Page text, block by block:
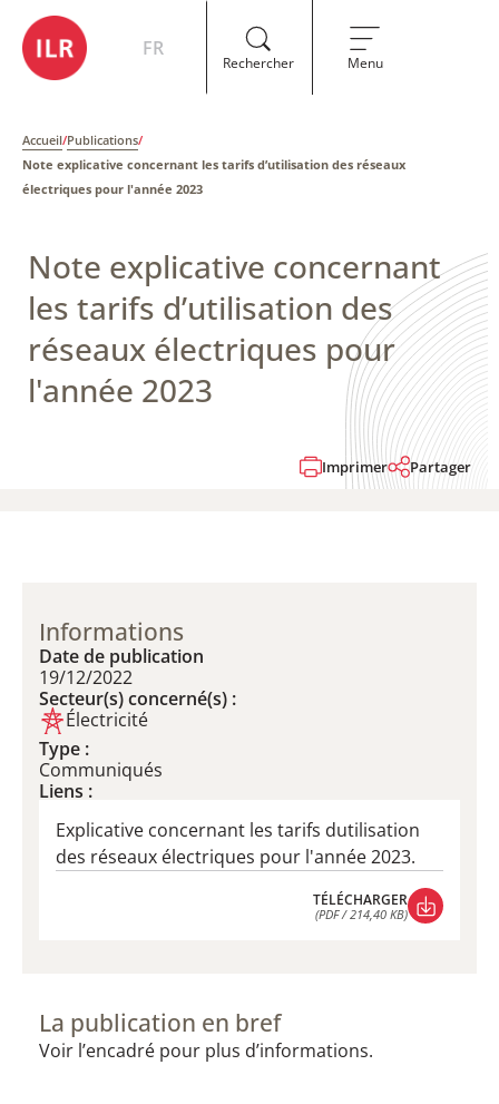
FR
Rechercher Menu
Accueil/Publications/
Note explicative concernant les tarifs d’utilisation des réseaux
électriques pour l'année 2023
Note explicative concernant
les tarifs d’utilisation des
réseaux électriques pour
l'année 2023
Imprimer Partager
Informations
Date de publication
19/12/2022
Secteur(s) concerné(s) :
Électricité
Type :
Communiqués
Liens :
Explicative concernant les tarifs dutilisation
des réseaux électriques pour l'année 2023.
TÉLÉCHARGER
(PDF / 214,40 KB)
La publication en bref
Voir l’encadré pour plus d’informations.